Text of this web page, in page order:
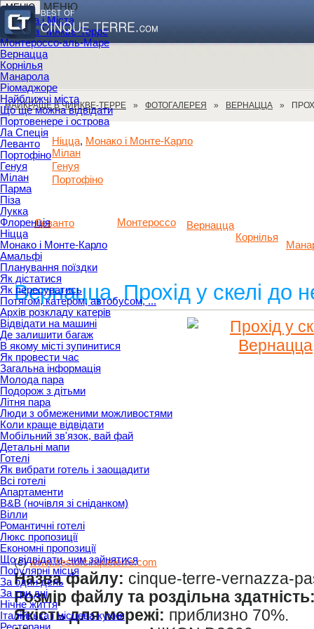
МЕНЮ
МЕНЮ
Селища і Міста
Селища Чинкве-Терре
Монтероссо-аль-Маре
Вернацца
Корнілья
Манарола
Ріомаджоре
Найближчі міста
Що ще можна відвідати
Портовенере і острова
Ла Спеція
Леванто
Портофіно
Генуя
Мілан
Парма
Піза
Лукка
Флоренція
Ніцца
Монако і Монте-Карло
Амальфі
Планування поїздки
Як дістатися
Як пересуватись
Потягом, катером, автобусом, ...
Архів розкладу катерів
Відвідати на машині
Де залишити багаж
В якому місті зупинитися
Як провести час
Загальна інформація
Молода пара
Подорож з дітьми
Літня пара
Люди з обмеженими можливостями
Коли краще відвідати
Мобільний зв'язок, вай фай
Детальні мапи
Готелі
Як вибрати готель і заощадити
Всі готелі
Апартаменти
B&B (ночівля зі сніданком)
Вілли
Романтичні готелі
Люкс пропозиції
Економні пропозиції
Що відвідати, чим зайнятися
Популярні місця
За один день
За три дні
Нічне життя
Італійська і місцева кухня
Ресторани
НАЙКРАЩЕ В ЧИНКВЕ-ТЕРРЕ ФОТОГАЛЕРЕЯ ВЕРНАЦЦА
Леванто Монтероссо
Вернацца
Корнілья
Генуя
Мілан
Ніцца, Монако і Монте-Карло
Портофіно
Вернацца. Прохід у скелі до
(c)www.bestofcinqueterre.com
Назва файлу: cinque-terre-vernazza-
Розмір файлу та роздільна
Якість для мережі: приблизно 70%.